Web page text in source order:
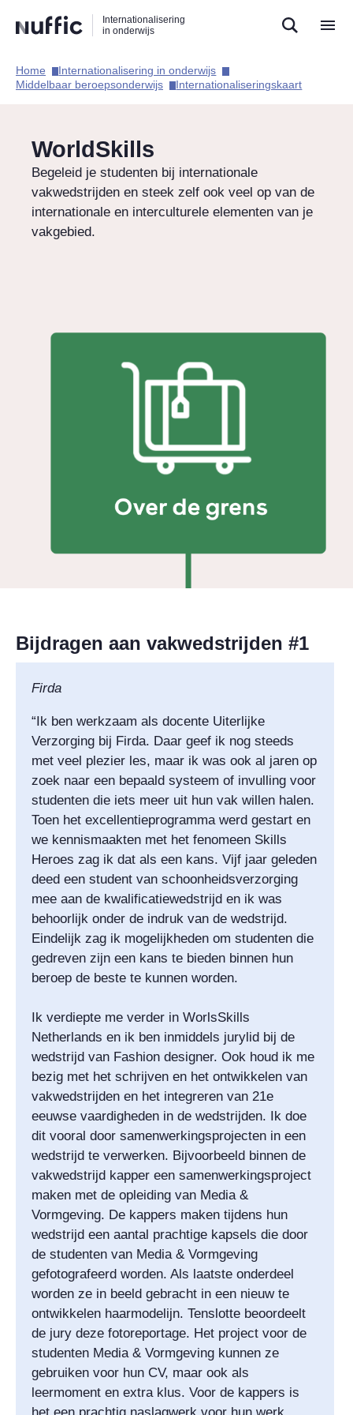
naar
zoekfunctie
naar
hoofdnavigatie
naar
inhoud
Internationalisering
in onderwijs
Hoofdnavigatie
Home​
Internationalisering in onderwijs​
Middelbaar beroepsonderwijs​
Internationaliseringskaart​
WorldSkills
Begeleid je studenten bij internationale
vakwedstrijden en steek zelf ook veel op van de
internationale en interculturele elementen van je
vakgebied.
Bijdragen aan vakwedstrijden #1
Firda
“Ik ben werkzaam als docente Uiterlijke
Verzorging bij Firda. Daar geef ik nog steeds
met veel plezier les, maar ik was ook al jaren op
zoek naar een bepaald systeem of invulling voor
studenten die iets meer uit hun vak willen halen.
Toen het excellentieprogramma werd gestart en
we kennismaakten met het fenomeen Skills
Heroes zag ik dat als een kans. Vijf jaar geleden
deed een student van schoonheidsverzorging
mee aan de kwalificatiewedstrijd en ik was
behoorlijk onder de indruk van de wedstrijd.
Eindelijk zag ik mogelijkheden om studenten die
gedreven zijn een kans te bieden binnen hun
beroep de beste te kunnen worden.
Ik verdiepte me verder in WorlsSkills
Netherlands en ik ben inmiddels jurylid bij de
wedstrijd van Fashion designer. Ook houd ik me
bezig met het schrijven en het ontwikkelen van
vakwedstrijden en het integreren van 21e
eeuwse vaardigheden in de wedstrijden. Ik doe
dit vooral door samenwerkingsprojecten in een
wedstrijd te verwerken. Bijvoorbeeld binnen de
vakwedstrijd kapper een samenwerkingsproject
maken met de opleiding van Media &
Vormgeving. De kappers maken tijdens hun
wedstrijd een aantal prachtige kapsels die door
de studenten van Media & Vormgeving
gefotografeerd worden. Als laatste onderdeel
worden ze in beeld gebracht in een nieuw te
ontwikkelen haarmodelijn. Tenslotte beoordeelt
de jury deze fotoreportage. Het project voor de
studenten Media & Vormgeving kunnen ze
gebruiken voor hun CV, maar ook als
leermoment en extra klus. Voor de kappers is